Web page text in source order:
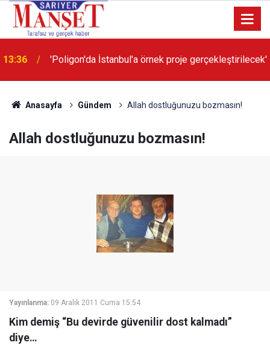
13:36 'Poligon'da İstanbul'a örnek proje gerçekleştirilecek'
Anasayfa Gündem Allah dostluğunuzu bozmasın!
Allah dostluğunuzu bozmasın!
Yayınlanma: 09 Aralık 2011 Cuma 15:54
Kim demiş “Bu devirde güvenilir dost kalmadı”
diye…